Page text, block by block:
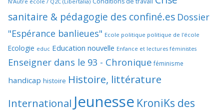
sanitaire & pédagogie des confiné.es Dossier
"Espérance banlieues" Ecole politique politique de l'école
Ecologie educ Education nouvelle Enfance et lectures féministes
Enseigner dans le 93 - Chronique féminisme
handicap histoire Histoire, littérature
International Jeunesse KroniKs des